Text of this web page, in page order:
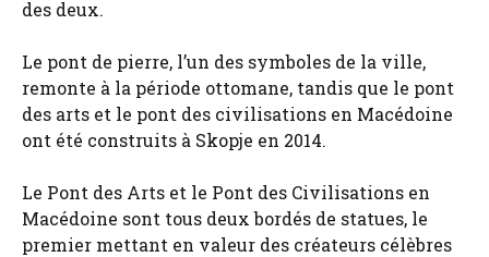
des deux.
Le pont de pierre, l’un des symboles de la ville,
remonte à la période ottomane, tandis que le pont
des arts et le pont des civilisations en Macédoine
ont été construits à Skopje en 2014.
Le Pont des Arts et le Pont des Civilisations en
Macédoine sont tous deux bordés de statues, le
premier mettant en valeur des créateurs célèbres